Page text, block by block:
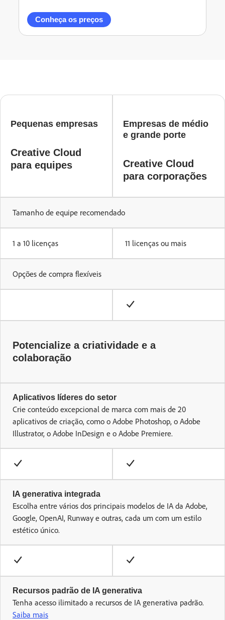
Conheça os preços
Pequenas empresas
Creative Cloud
para equipes
Empresas de médio
e grande porte
Creative Cloud
para corporações
Tamanho de equipe recomendado
1 a 10 licenças 11 licenças ou mais
Opções de compra flexíveis
Potencialize a criatividade e a
colaboração
Aplicativos líderes do setor
Crie conteúdo excepcional de marca com mais de 20
aplicativos de criação, como o Adobe Photoshop, o Adobe
Illustrator, o Adobe InDesign e o Adobe Premiere.
IA generativa integrada
Escolha entre vários dos principais modelos de IA da Adobe,
Google, OpenAI, Runway e outras, cada um com um estilo
estético único.
Recursos padrão de IA generativa
Tenha acesso ilimitado a recursos de IA generativa padrão.
Saiba mais